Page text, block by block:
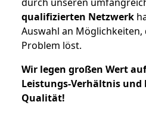
qualifizierten Netzwerk
Auswahl an Möglichkeiten,
Problem löst.
Wir legen großen Wert
Leistungs-Verhältnis und
Qualität!